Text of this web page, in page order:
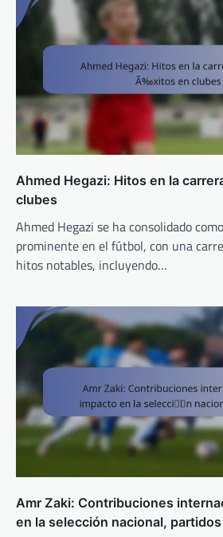
Ahmed Hegazi: Hitos en la
clubes
Ahmed Hegazi se ha consolidado
prominente en el fútbol, con una
hitos notables, incluyendo…
Amr Zaki: Contribuciones
en la selección nacional, partidos